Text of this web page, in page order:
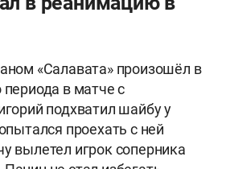
«Салавата» произошёл в
в матче с
подхватил шайбу у
проехать с ней
вылетел игрок соперника